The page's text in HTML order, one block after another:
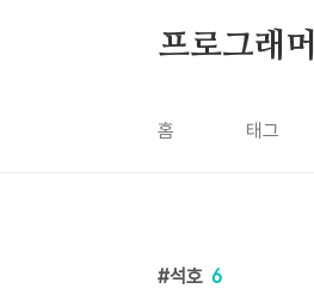
프로그래
홈 태그
석호 6